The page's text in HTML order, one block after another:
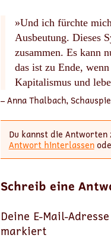
»Und ich fürchte
Ausbeutung. Dieses
zusammen. Es kann
das ist zu Ende,
Kapitalismus und
– Anna Thalbach,
Du kannst die
Antwort hinterlassen
Schreib eine
Deine E-Mail-
markiert